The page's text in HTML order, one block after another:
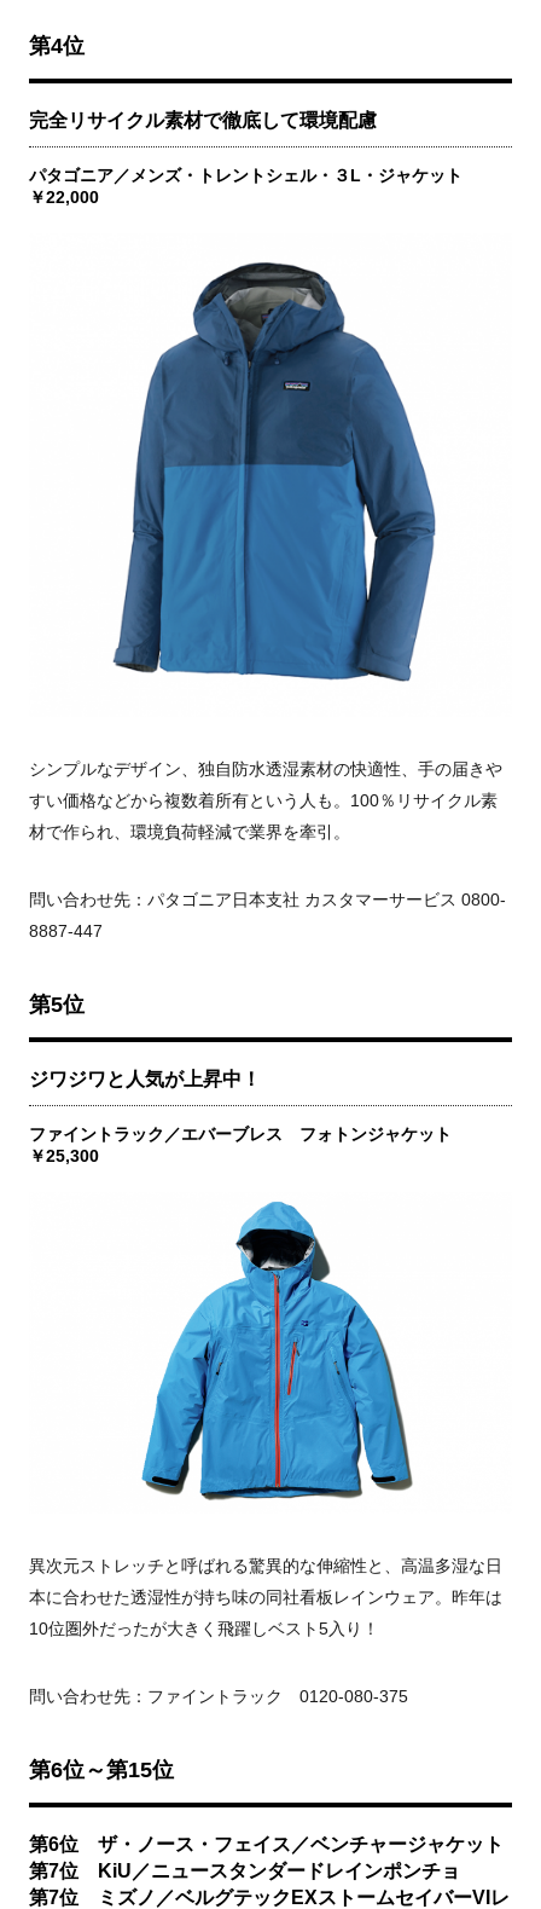
第4位
完全リサイクル素材で徹底して環境配慮
パタゴニア／メンズ・トレントシェル・３L・ジャケット
￥22,000
シンプルなデザイン、独自防水透湿素材の快適性、手の届きや
すい価格などから複数着所有という人も。100％リサイクル素
材で作られ、環境負荷軽減で業界を牽引。
問い合わせ先：パタゴニア日本支社 カスタマーサービス 0800-
8887-447
第5位
ジワジワと人気が上昇中！
ファイントラック／エバーブレス フォトンジャケット
￥25,300
異次元ストレッチと呼ばれる驚異的な伸縮性と、高温多湿な日
本に合わせた透湿性が持ち味の同社看板レインウェア。昨年は
10位圏外だったが大きく飛躍しベスト5入り！
問い合わせ先：ファイントラック 0120-080-375
第6位～第15位
第6位 ザ・ノース・フェイス／ベンチャージャケット
第7位 KiU／ニュースタンダードレインポンチョ
第7位 ミズノ／ベルグテックEXストームセイバーVIレ